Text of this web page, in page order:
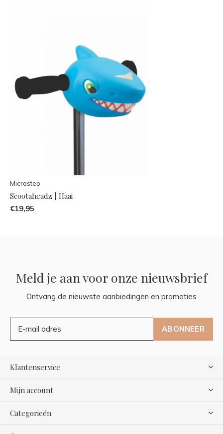
Microstep
Scootaheadz | Haai
€19,95
Meld je aan voor onze nieuwsbrief
Ontvang de nieuwste aanbiedingen en promoties
ABONNEER
Klantenservice
Mijn account
Categorieën